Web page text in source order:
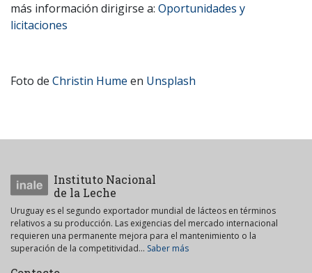
más información dirigirse a: Oportunidades y
licitaciones
Foto de Christin Hume en Unsplash
Instituto Nacional
de la Leche
Uruguay es el segundo exportador mundial de lácteos en términos
relativos a su producción. Las exigencias del mercado internacional
requieren una permanente mejora para el mantenimiento o la
superación de la competitividad... Saber más